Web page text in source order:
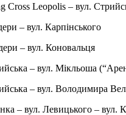
Cross Leopolis – вул.
– вул. Карпінського
– вул. Коновальця
– вул. Мікльоша
– вул. Володимира
– вул. Левицького – вул.